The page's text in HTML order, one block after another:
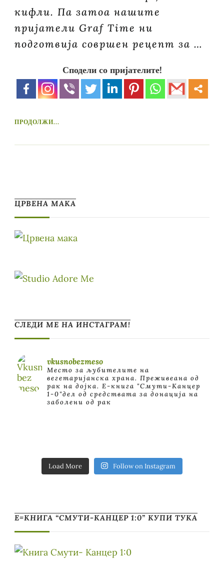
кифли. Па затоа нашите
пријатели Graf Time ни
подготвија совршен рецепт за …
Сподели со пријателите!
ПРОДОЛЖИ...
ЦРВЕНА МАКА
СЛЕДИ МЕ НА ИНСТАГРАМ!
vkusnobezmeso
Место за љубителите на
вегетаријанска храна. Преживеана од
рак на дојка. E-книга "Смути-Канцер
1-0"дел од средствата за донација на
заболени од рак
Load More Follow on Instagram
Е=КНИГА “СМУТИ-КАНЦЕР 1:0” КУПИ ТУКА